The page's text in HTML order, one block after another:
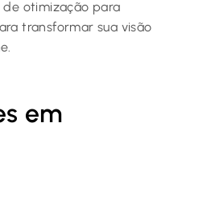
otimização para
transformar sua visão
em